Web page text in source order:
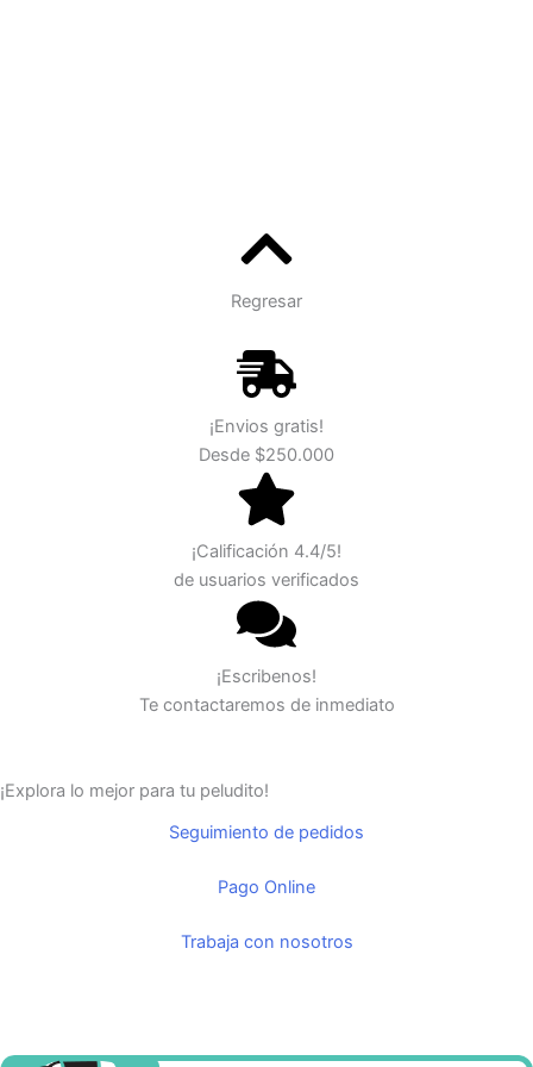
Regresar
¡Envios gratis!
Desde $250.000
¡Calificación 4.4/5!
de usuarios verificados
¡Escribenos!
Te contactaremos de inmediato
¡Explora lo mejor para tu peludito!
Seguimiento de pedidos
Pago Online
Trabaja con nosotros